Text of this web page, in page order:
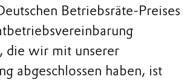
Betriebsräte-Preises
die wir mit unserer
abgeschlossen haben, ist